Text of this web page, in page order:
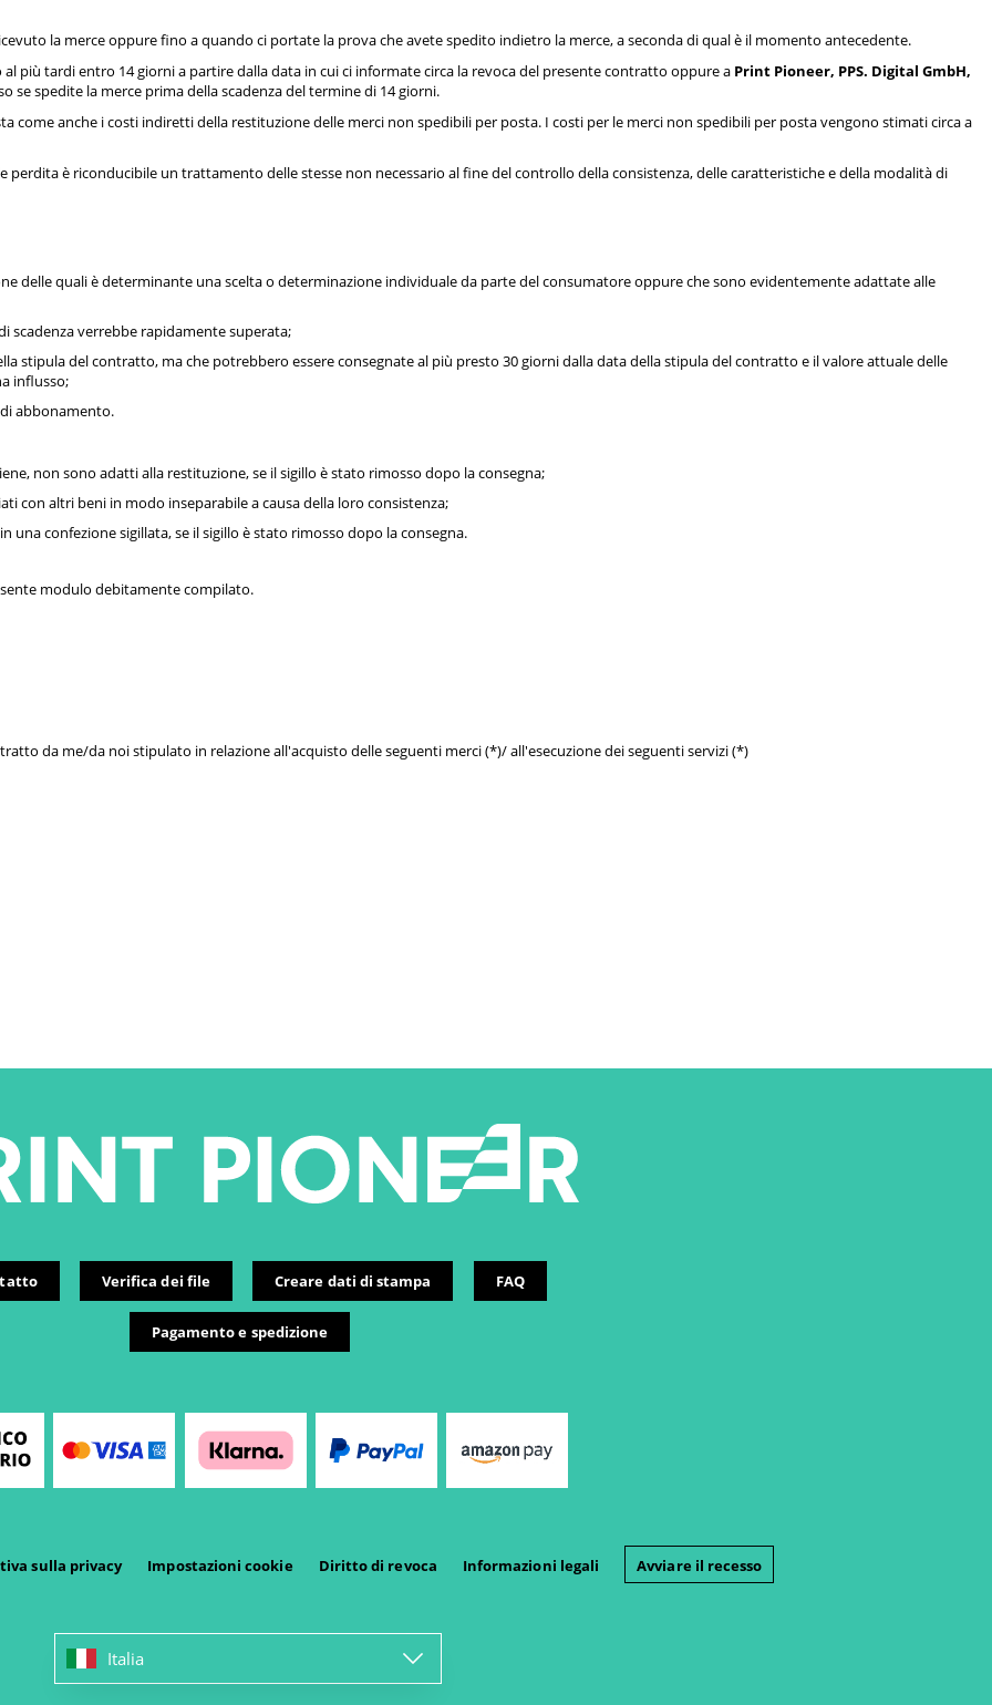
la merce oppure fino a quando ci portate la prova che avete spedito indietro la merce, a seconda di qual è il momento antecedente.
al più tardi entro 14 giorni a partire dalla data in cui ci informate circa la revoca del presente contratto oppure a Print Pioneer, PPS. Digital GmbH,
se spedite la merce prima della scadenza del termine di 14 giorni.
come anche i costi indiretti della restituzione delle merci non spedibili per posta. I costi per le merci non spedibili per posta vengono stimati circa a
perdita è riconducibile un trattamento delle stesse non necessario al fine del controllo della consistenza, delle caratteristiche e della modalità di
delle quali è determinante una scelta o determinazione individuale da parte del consumatore oppure che sono evidentemente adattate alle
scadenza verrebbe rapidamente superata;
stipula del contratto, ma che potrebbero essere consegnate al più presto 30 giorni dalla data della stipula del contratto e il valore attuale delle
influsso;
abbonamento.
non sono adatti alla restituzione, se il sigillo è stato rimosso dopo la consegna;
con altri beni in modo inseparabile a causa della loro consistenza;
confezione sigillata, se il sigillo è stato rimosso dopo la consegna.
modulo debitamente compilato.
da me/da noi stipulato in relazione all'acquisto delle seguenti merci (*)/ all'esecuzione dei seguenti servizi (*)
Verifica dei file Creare dati di stampa FAQ
Pagamento e spedizione
sulla privacy Impostazioni cookie Diritto di revoca Informazioni legali Avviare il recesso
Italia